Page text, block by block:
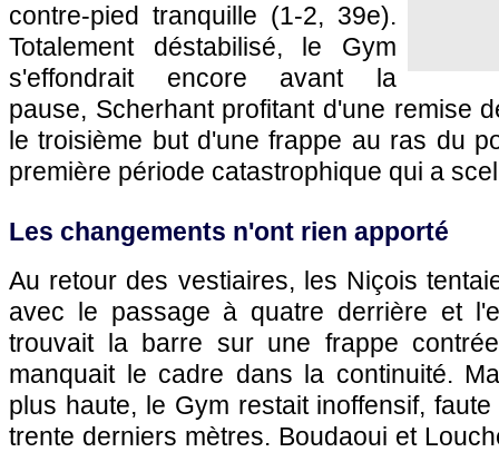
contre-pied tranquille (1-2, 39e).
Totalement déstabilisé, le Gym
s'effondrait encore avant la
pause, Scherhant profitant d'une remise
le troisième but d'une frappe au ras du
première période catastrophique qui a
Les changements n'ont rien apporté
Au retour des vestiaires, les Niçois
avec le passage à quatre derrière et
trouvait la barre sur une frappe
manquait le cadre dans la continuité.
plus haute, le Gym restait inoffensif,
trente derniers mètres. Boudaoui et